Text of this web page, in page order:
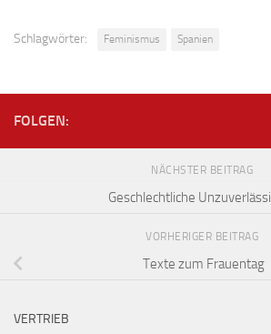
Schlagwörter: Feminismus Spanien
FOLGEN:
NÄCHSTER BEITRAG
Geschlechtliche
VORHERIGER BEITRAG
Texte zum Frauentag
VERTRIEB